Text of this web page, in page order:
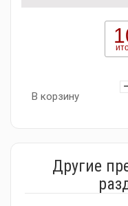
В корзину
Другие